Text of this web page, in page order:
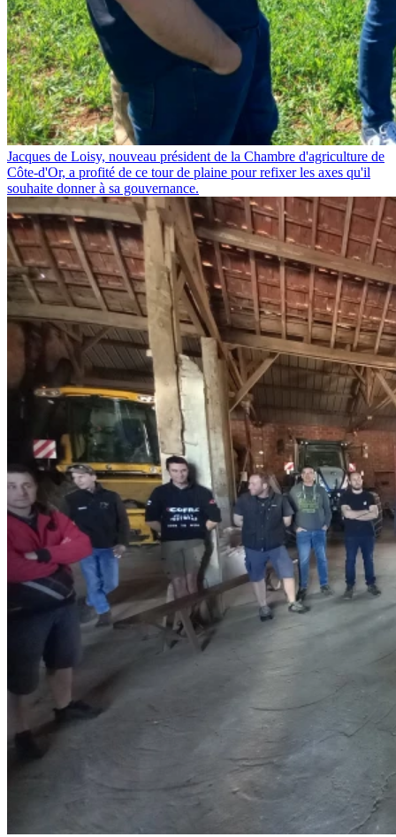
Jacques de Loisy, nouveau président de la Chambre d'agriculture de
Côte-d'Or, a profité de ce tour de plaine pour refixer les axes qu'il
souhaite donner à sa gouvernance.